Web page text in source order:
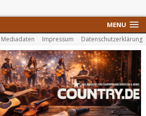
MENU
Mediadaten Impressum Datenschutzerklärung